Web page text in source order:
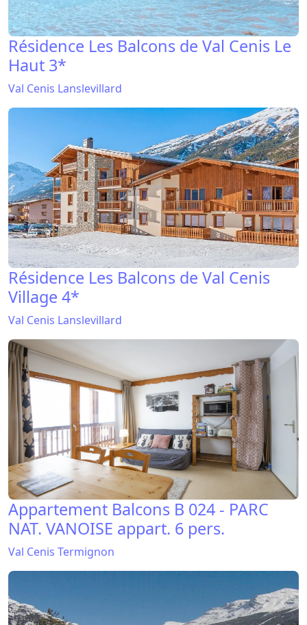
Résidence Les Balcons de Val Cenis Le
Haut 3*
Val Cenis Lanslevillard
Résidence Les Balcons de Val Cenis
Village 4*
Val Cenis Lanslevillard
Appartement Balcons B 024 - PARC
NAT. VANOISE appart. 6 pers.
Val Cenis Termignon